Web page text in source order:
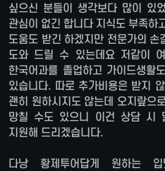
싶으신 분들이 생각보다 많이 있
관심이 없긴 합니다 지식도 부족하
도움도 받긴 하겠지만 전문가의 손
도와 드릴 수 있는데요 저같이
한국어과를 졸업하고 가이드생활
있습니다. 따로 추가비용은 받지
괜히 원하시지도 않는데 오지랖으
망칠 수도 있으니 이건 상담 시
지원해 드리겠습니다.
다낭 황제투어답게 원하는